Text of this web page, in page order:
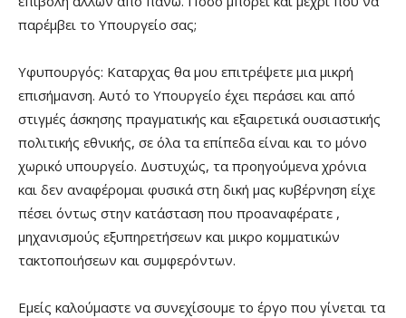
παρέμβει το Υπουργείο σας;
Υφυπουργός: Καταρχας θα μου επιτρέψετε μια μικρή
επισήμανση. Αυτό το Υπουργείο έχει περάσει και από
στιγμές άσκησης πραγματικής και εξαιρετικά ουσιαστικής
πολιτικής εθνικής, σε όλα τα επίπεδα είναι και το μόνο
χωρικό υπουργείο. Δυστυχώς, τα προηγούμενα χρόνια
και δεν αναφέρομαι φυσικά στη δική μας κυβέρνηση είχε
πέσει όντως στην κατάσταση που προαναφέρατε ,
μηχανισμούς εξυπηρετήσεων και μικρο κομματικών
τακτοποιήσεων και συμφερόντων.
Εμείς καλούμαστε να συνεχίσουμε το έργο που γίνεται τα